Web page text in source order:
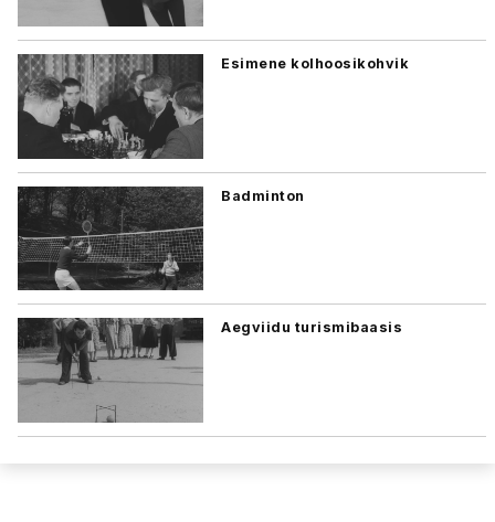
Esimene kolhoosikohvik
Badminton
Aegviidu turismibaasis